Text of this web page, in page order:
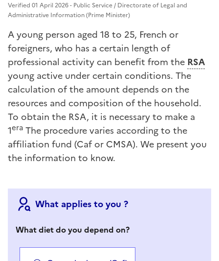
Verified 01 April 2026 - Public Service / Directorate of Legal and
Administrative Information (Prime Minister)
A young person aged 18 to 25, French or
foreigners, who has a certain length of
professional activity can benefit from the RSA
young active under certain conditions. The
calculation of the amount depends on the
resources and composition of the household.
To obtain the RSA, it is necessary to make a
1era The procedure varies according to the
affiliation fund (Caf or CMSA). We present you
the information to know.
What applies to you ?
What diet do you depend on?